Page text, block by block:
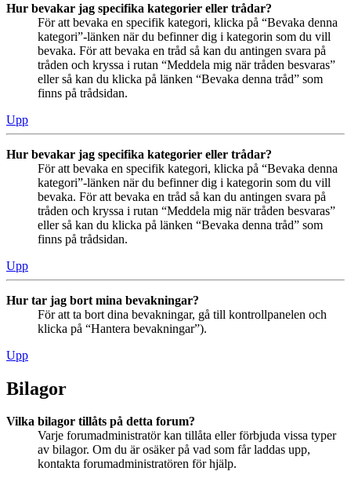
Hur bevakar jag specifika kategorier eller trådar?
För att bevaka en specifik kategori, klicka på “Bevaka denna
kategori”-länken när du befinner dig i kategorin som du vill
bevaka. För att bevaka en tråd så kan du antingen svara på
tråden och kryssa i rutan “Meddela mig när tråden besvaras”
eller så kan du klicka på länken “Bevaka denna tråd” som
finns på trådsidan.
Upp
Hur bevakar jag specifika kategorier eller trådar?
För att bevaka en specifik kategori, klicka på “Bevaka denna
kategori”-länken när du befinner dig i kategorin som du vill
bevaka. För att bevaka en tråd så kan du antingen svara på
tråden och kryssa i rutan “Meddela mig när tråden besvaras”
eller så kan du klicka på länken “Bevaka denna tråd” som
finns på trådsidan.
Upp
Hur tar jag bort mina bevakningar?
För att ta bort dina bevakningar, gå till kontrollpanelen och
klicka på “Hantera bevakningar”).
Upp
Bilagor
Vilka bilagor tillåts på detta forum?
Varje forumadministratör kan tillåta eller förbjuda vissa typer
av bilagor. Om du är osäker på vad som får laddas upp,
kontakta forumadministratören för hjälp.